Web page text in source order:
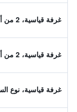
غرفة قياسية، 2 من أسرّة الكوين
غرفة قياسية، 2 من أسرّة الكوين
غرفة قياسية، نوع